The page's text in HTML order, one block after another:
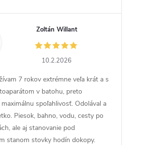
Zoltán Willant
10.2.2026
7 rokov extrémne veľa krát a s
v batohu, preto
spoľahlivosť. Odolával a
Piesok, bahno, vodu, cesty po
ale aj stanovanie pod
stanom stovky hodín dokopy.